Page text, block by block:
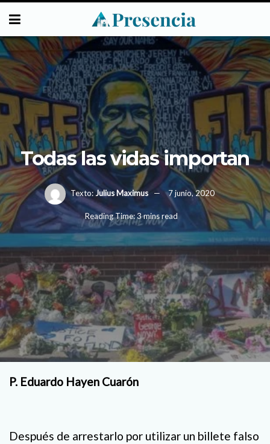
Todas las vidas importan
Texto:Julius Maximus 7 junio, 2020
Reading Time: 3 mins read
P. Eduardo Hayen Cuarón
Después de arrestarlo por utilizar un billete falso